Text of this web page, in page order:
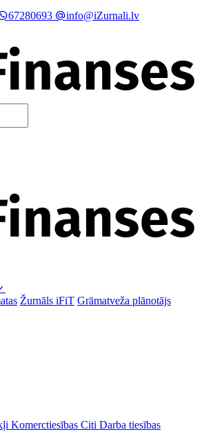
67280693
info@iZurnali.lv
Žurnāls iFiT Grāmatveža plānotājs
Komerctiesības Citi Darba tiesības